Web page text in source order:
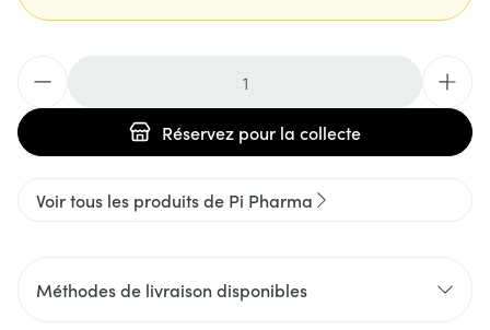
Réservez pour la collecte
Voir tous les produits de Pi Pharma
Méthodes de livraison disponibles